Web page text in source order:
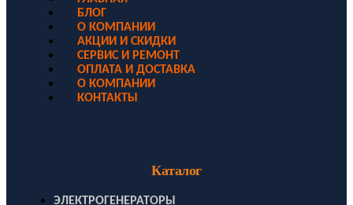
БЛОГ
О КОМПАНИИ
АКЦИИ И СКИДКИ
СЕРВИС И РЕМОНТ
ОПЛАТА И ДОСТАВКА
О КОМПАНИИ
КОНТАКТЫ
Каталог
ЭЛЕКТРОГЕНЕРАТОРЫ